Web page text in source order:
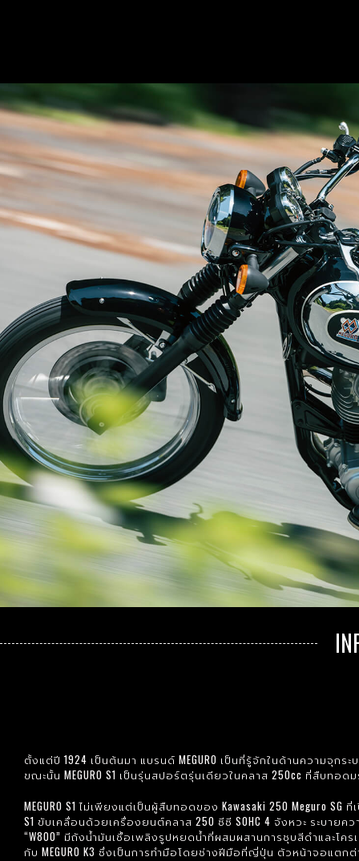
ตั้งแต่ปี 1924 เป็นต้นมา แบรนด์ MEGURO เป็นที่รู้จักในด้านความ
ขณะนั้น MEGURO S1 เป็นรุ่นสปอร์ตรุ่นเดียวในคลาส 250cc ที่สืบทอ
MEGURO S1 ไม่เพียงแต่เป็นผู้สืบทอดของ Kawasaki 250 Meguro
S1 ขับเคลื่อนด้วยเครื่องยนต์คลาส 250 ซีซี SOHC 4 จังหวะ ระบา
“W800” มีถังน้ำมันเชื้อเพลิงรูปหยดน้ำที่ผสมผสานการชุบสีดําและโคร
กับ MEGURO K3 ซึ่งเป็นการทำมือโดยช่างฝีมือที่ญี่ปุ่น ตัวหน้าจอแตก